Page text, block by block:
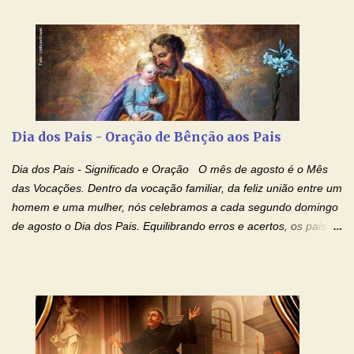
Ágape de nosso Pai Santo - Jesus - te curar, deixe nossa
Mãezinha do Céu - Maria - te proteger com Seu divino manto.
Não desista, Jesus irá curar todas suas feridas, Creia! Adriana-
Devoção e Fé Oração de Libertação das Drogas (São Miguel
Arcanjo) "Senhor, Pai Eterno, em Nome de Teu Filho Jesus,
se encontram encarcerados em um vício, escravos de alguma
droga. Senhor, Pai Poderoso e cheio de Misericórdia, na
autoridade do Nome de Jesus libertai da escravidão do vício das
drogas, c...
Dia dos Pais - Oração de Bênção aos Pais
Dia dos Pais - Significado e Oração O mês de agosto é o Mês
das Vocações. Dentro da vocação familiar, da feliz união entre um
homem e uma mulher, nós celebramos a cada segundo domingo
de agosto o Dia dos Pais. Equilibrando erros e acertos, os pais
conforto, boa alimentação, educação de qualidade. E, em geral,
procuram orientá-los para que enfrentem o mundo, com suas
alegrias, com seus dissabores. Acompanham-nos em suas